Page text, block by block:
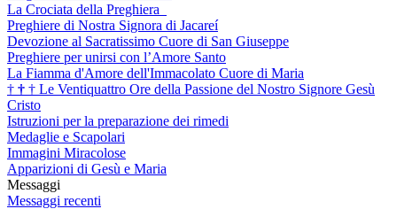
La Crociata della Preghiera
Preghiere di Nostra Signora di Jacareí
Devozione al Sacratissimo Cuore di San Giuseppe
Preghiere per unirsi con l’Amore Santo
La Fiamma d'Amore dell'Immacolato Cuore di Maria
† † † Le Ventiquattro Ore della Passione del Nostro Signore Gesù
Cristo
Istruzioni per la preparazione dei rimedi
Medaglie e Scapolari
Immagini Miracolose
Apparizioni di Gesù e Maria
Messaggi
Messaggi recenti